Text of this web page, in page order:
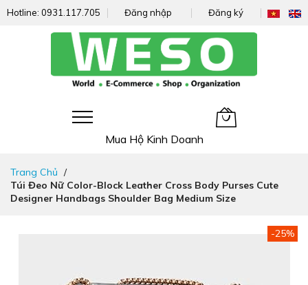
Hotline: 0931.117.705 Đăng nhập Đăng ký
Mua Hộ Kinh Doanh
nhanh
đến
nội
Trang Chủ
Túi Đeo Nữ Color-Block Leather Cross Body Purses Cute
Designer Handbags Shoulder Bag Medium Size
-25%